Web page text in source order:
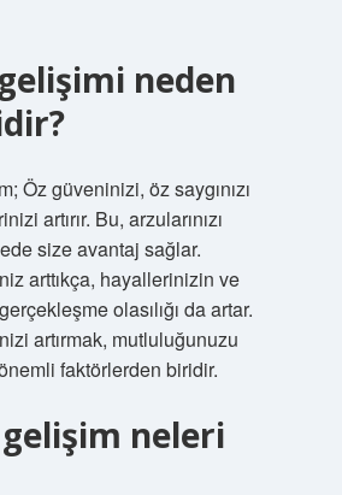
neden
Öz güveninizi, öz saygınızı
artırır. Bu, arzularınızı
size avantaj sağlar.
arttıkça, hayallerinizin ve
olasılığı da artar.
artırmak, mutluluğunuzu
faktörlerden biridir.
neleri